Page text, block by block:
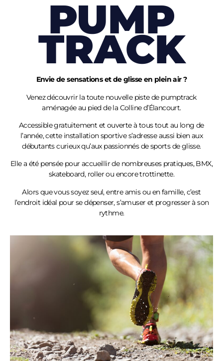
PUMP
TRACK
Envie de sensations et de glisse en plein air ?
Venez découvrir la toute nouvelle piste de pumptrack
aménagée au pied de la Collined’Élancourt.
Accessible gratuitement et ouverte à tous tout au long de
l’année, cette installation sportive s’adresse aussi bien aux
débutants curieux qu’aux passionnés de sports de glisse.
Elle a été pensée pour accueillir de nombreuses pratiques, BMX,
skateboard, roller ou encore trottinette.
Alors que vous soyez seul, entre amis ou en famille, c’est
l’endroit idéal pour se dépenser, s’amuser et progresser à son
rythme.